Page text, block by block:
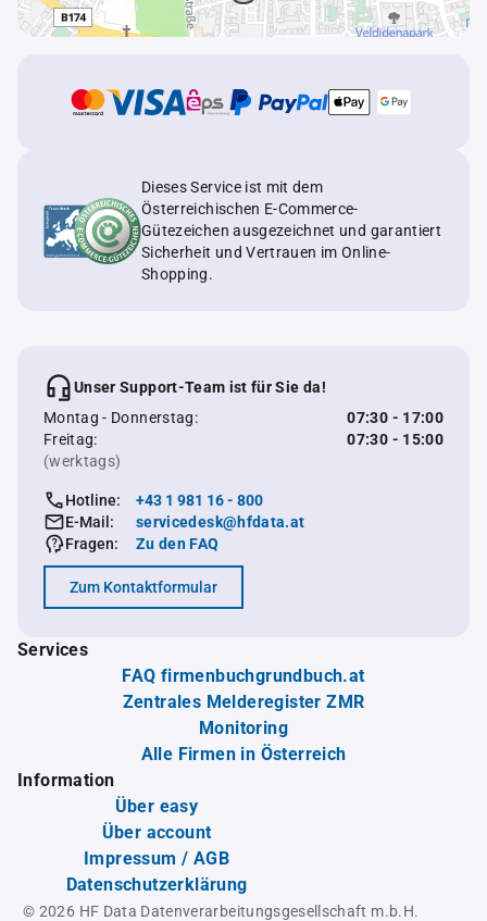
Dieses Service ist mit dem
Österreichischen E-Commerce-
Gütezeichen ausgezeichnet und garantiert
Sicherheit und Vertrauen im Online-
Shopping.
Unser Support-Team ist für Sie da!
Montag - Donnerstag:
07:30 - 17:00
Freitag:
07:30 - 15:00
(werktags)
Hotline:
+43 1 981 16 - 800
E-Mail:
servicedesk@hfdata.at
Fragen:
Zu den FAQ
Zum Kontaktformular
Services
FAQ firmenbuchgrundbuch.at
Zentrales Melderegister ZMR
Monitoring
Alle Firmen in Österreich
Information
Über easy
Über account
Impressum / AGB
Datenschutzerklärung
© 2026 HF Data Datenverarbeitungsgesellschaft m.b.H.